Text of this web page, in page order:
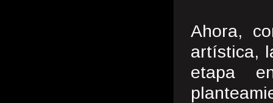
Ahora,
artística,
etapa